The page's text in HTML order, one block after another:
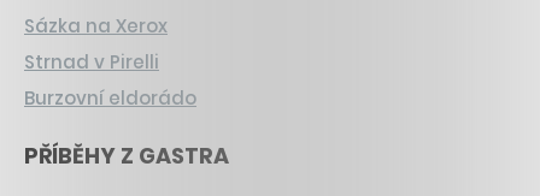
Sázka na Xerox
Strnad v Pirelli
Burzovní eldorádo
PŘÍBĚHY Z GASTRA